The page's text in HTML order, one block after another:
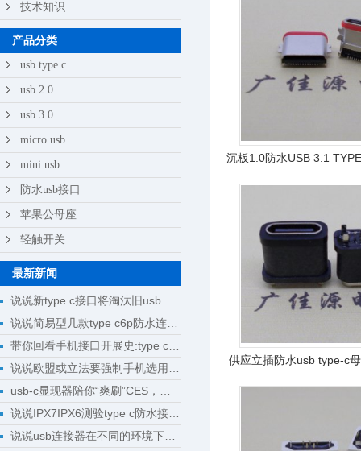
技术知识
产品分类
usb type c
usb 2.0
usb 3.0
micro usb
mini usb
防水usb接口
苹果公母座
轻触开关
最新新闻
说说新type c接口将淘汰旧usb接口成为回忆
说说简易型几款type c6p防水连接器母座规格尺寸
带你回看手机接口开展史:type c将完成大一统
说说欧盟或立法要强制手机选用type c接口
usb-c显现器陪你“爽刷”CES，明晰解锁新科技
说说IPX7IPX6测验type c防水接口测验计划
说说usb连接器在不同的环境下运用
沉板1.0防水USB 3.1
IPX7等级
供应立插防水usb type-c